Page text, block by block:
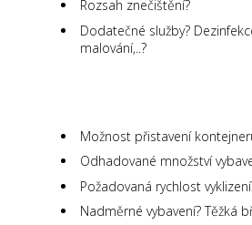
Rozsah znečištění?
Dodatečné služby?
malování,..?
Možnost přistavení
Odhadované množství
Požadovaná rychlost
Nadměrné vybavení? Těžká